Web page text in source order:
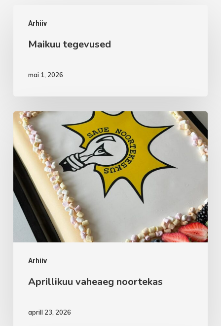
Arhiiv
tegevused
Maikuu tegevused
mai 1, 2026
Arhiiv
Aprillikuu
vaheaeg
noortekas
Aprillikuu vaheaeg noortekas
aprill 23, 2026